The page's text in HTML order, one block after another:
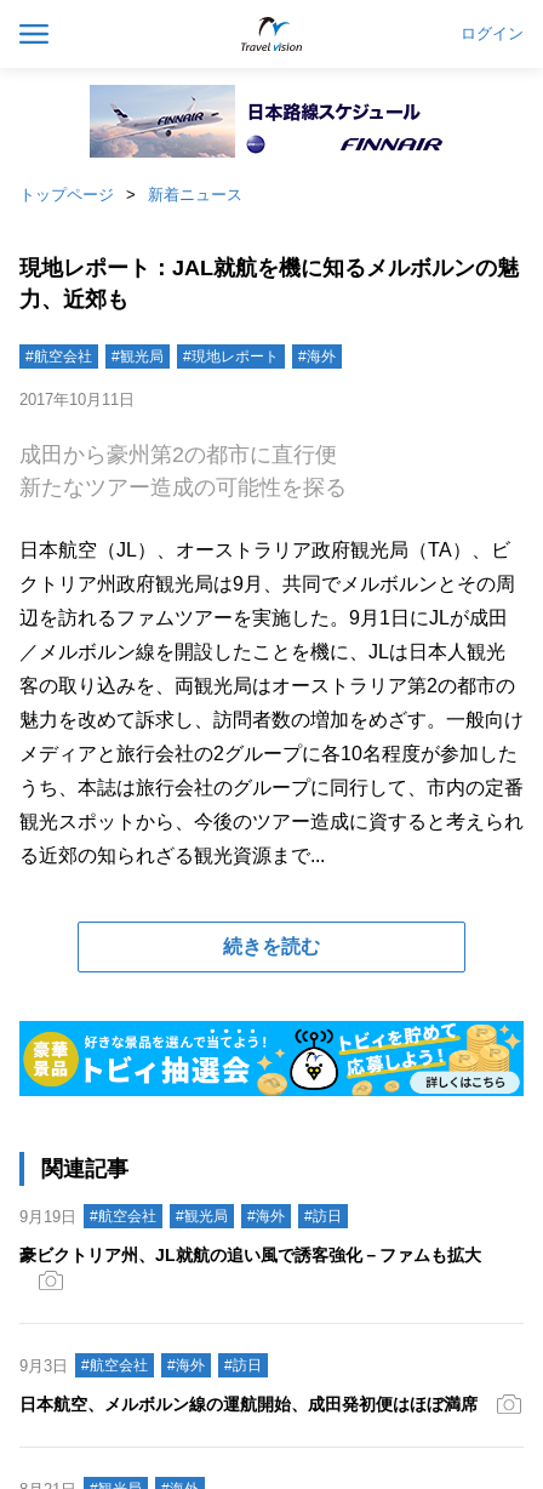
ログイン
トップページ 新着ニュース
現地レポート：JAL就航を機に知るメルボルンの魅
力、近郊も
#航空会社 #観光局 #現地レポート #海外
2017年10月11日
成田から豪州第2の都市に直行便
新たなツアー造成の可能性を探る
日本航空（JL）、オーストラリア政府観光局（TA）、ビ
クトリア州政府観光局は9月、共同でメルボルンとその周
辺を訪れるファムツアーを実施した。9月1日にJLが成田
／メルボルン線を開設したことを機に、JLは日本人観光
客の取り込みを、両観光局はオーストラリア第2の都市の
魅力を改めて訴求し、訪問者数の増加をめざす。一般向け
メディアと旅行会社の2グループに各10名程度が参加した
うち、本誌は旅行会社のグループに同行して、市内の定番
観光スポットから、今後のツアー造成に資すると考えられ
る近郊の知られざる観光資源まで...
続きを読む
関連記事
9月19日 #航空会社 #観光局 #海外 #訪日
豪ビクトリア州、JL就航の追い風で誘客強化－ファムも拡大
9月3日 #航空会社 #海外 #訪日
日本航空、メルボルン線の運航開始、成田発初便はほぼ満席